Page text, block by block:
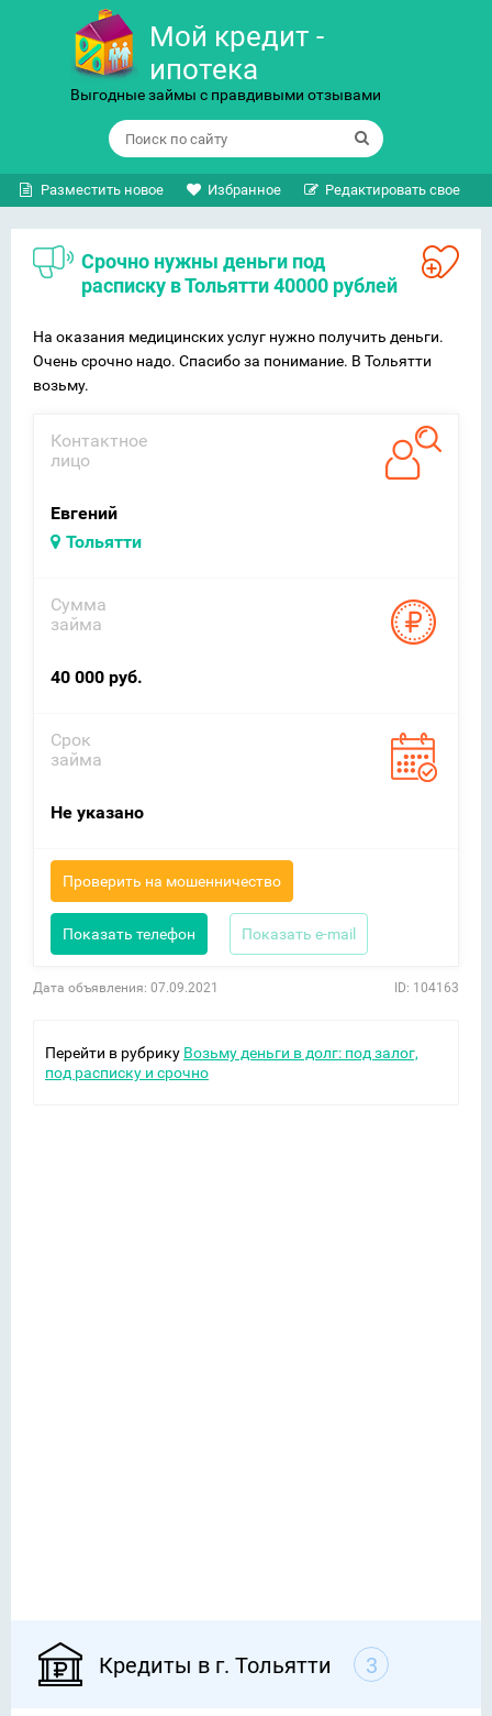
Мой кредит -
ипотека
Выгодные займы с правдивыми отзывами
Разместить новое Избранное Редактировать свое
Срочно нужны деньги под
расписку в Тольятти 40000 рублей
На оказания медицинских услуг нужно получить деньги.
Очень срочно надо. Спасибо за понимание. В Тольятти
возьму.
Контактное
лицо
Евгений
Тольятти
Сумма
займа
40 000 руб.
Срок
займа
Не указано
Проверить на мошенничество
Показать телефон Показать e-mail
Дата объявления: 07.09.2021 ID: 104163
Перейти в рубрику Возьму деньги в долг: под залог,
под расписку и срочно
Кредиты в г. Тольятти 3